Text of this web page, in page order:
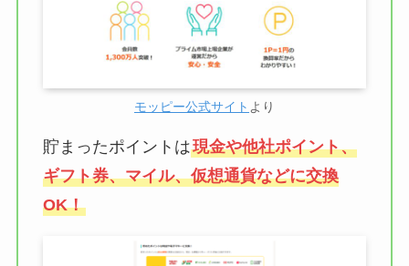
モッピー公式サイト より
貯まったポイントは現金や他社ポイント、
ギフト券、マイル、仮想通貨などに交換
OK！